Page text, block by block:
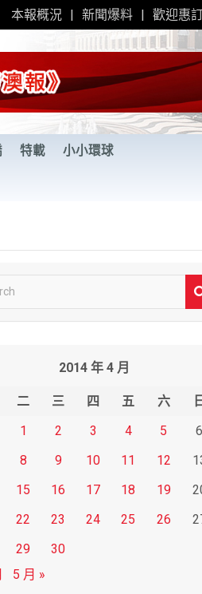
本報概況 新聞爆料 歡迎惠
特載 小小環球
2014 年 4 月
二 三 四 五 六
日
1
2 3 4 5
6
8 9 10 11 12
15 16 17 18 19
22 23 24 25 26
29
30
5 月 »